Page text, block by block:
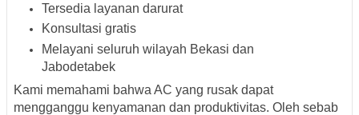
Tersedia layanan darurat
Konsultasi gratis
Melayani seluruh wilayah Bekasi dan
Jabodetabek
Kami memahami bahwa AC yang rusak dapat
mengganggu kenyamanan dan produktivitas. Oleh sebab